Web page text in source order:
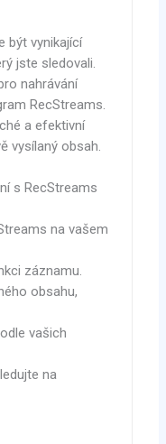
být vynikající
jste sledovali.
nahrávání
RecStreams.
a efektivní
vysílaný obsah.
s RecStreams
na vašem
záznamu.
obsahu,
vašich
na